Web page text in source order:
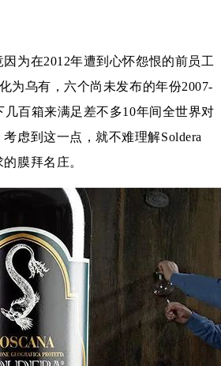
为在2012年遭到心怀怨恨的前员工
为乌有，六个尚未发布的年份2007-
几百箱来满足差不多10年间全世界对
虑到这一点，就不难理解Soldera
膜拜名庄。